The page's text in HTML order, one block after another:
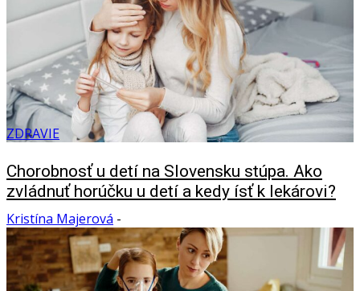
ZDRAVIE
Chorobnosť u detí na Slovensku stúpa. Ako
zvládnuť horúčku u detí a kedy ísť k lekárovi?
Kristína Majerová -